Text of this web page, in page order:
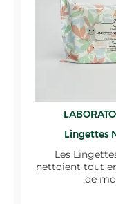
Lingettes
Les
nettoient tout
de